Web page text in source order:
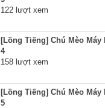
122 lượt xem
[Lồng Tiếng] Chú Mèo Máy
4
158 lượt xem
[Lồng Tiếng] Chú Mèo Máy
5